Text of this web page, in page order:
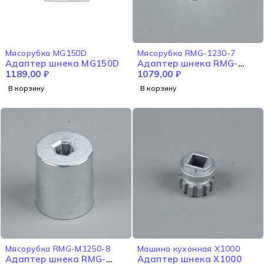
Мясорубка MG150D
Адаптер шнека MG150D
1189,00 ₽
В корзину
Мясорубка RMG-1230-7
Адаптер шнека RMG-
1230-7
1079,00 ₽
В корзину
Мясорубка RMG-M1250-8
Адаптер шнека RMG-
Машина кухонная X1000
Адаптер шнека X1000